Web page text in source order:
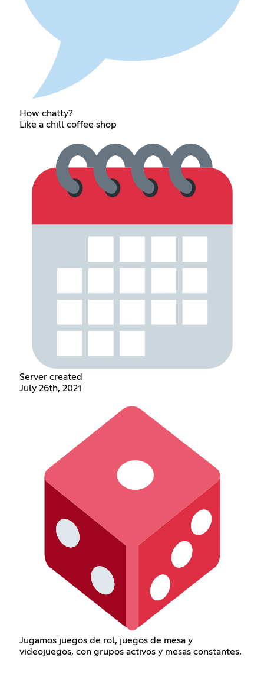
How chatty?
Like a chill coffee shop
Server created
July 26th, 2021
Jugamos juegos de rol, juegos de mesa y
videojuegos, con grupos activos y mesas constantes.